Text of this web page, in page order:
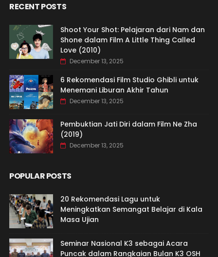
RECENT POSTS
Shoot Your Shot: Pelajaran dari Nam dan
Shone dalam Film A Little Thing Called
Love (2010)
December 13, 2025
6 Rekomendasi Film Studio Ghibli untuk
Menemani Liburan Akhir Tahun
December 13, 2025
Pembuktian Jati Diri dalam Film Ne Zha
(2019)
December 13, 2025
POPULAR POSTS
20 Rekomendasi Lagu untuk
Meningkatkan Semangat Belajar di Kala
Masa Ujian
Seminar Nasional K3 sebagai Acara
Puncak dalam Rangkaian Bulan K3 OSH